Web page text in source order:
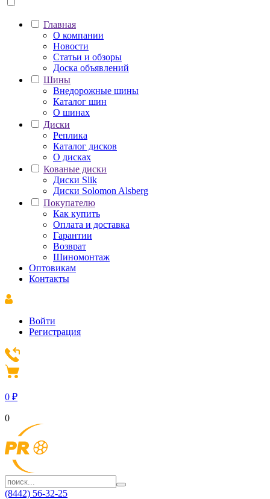
Главная
О компании
Новости
Статьи и обзоры
Доска объявлений
Шины
Внедорожные шины
Каталог шин
О шинах
Диски
Реплика
Каталог дисков
О дисках
Кованые диски
Диски Slik
Диски Solomon Alsberg
Покупателю
Как купить
Оплата и доставка
Гарантии
Возврат
Шиномонтаж
Оптовикам
Контакты
Войти
Регистрация
0 ₽
0
(8442) 56-32-25